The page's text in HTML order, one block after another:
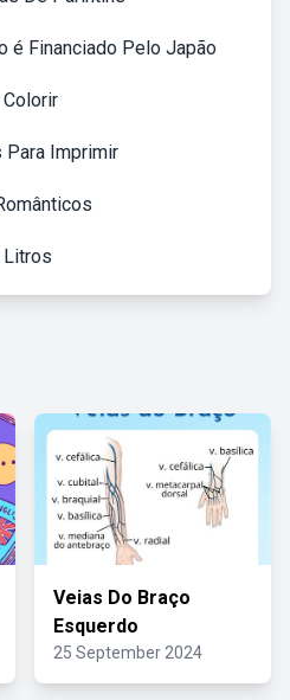
é Financiado Pelo Japão
Para Imprimir
Litros
Veias Do Braço
Esquerdo
25 September 2024